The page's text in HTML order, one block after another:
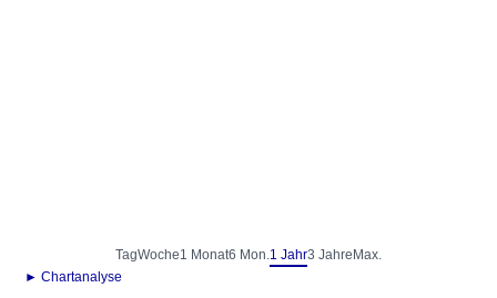
TagWoche1 Monat6 Mon.1 Jahr3 Jahre Max.
► Chartanalyse